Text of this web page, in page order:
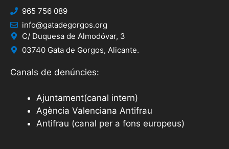
965 756 089
info@gatadegorgos.org
C/ Duquesa de Almodóvar, 3
03740 Gata de Gorgos, Alicante.
Canals de denúncies:
Ajuntament(canal intern)
Agència Valenciana Antifrau
Antifrau (canal per a fons europeus)